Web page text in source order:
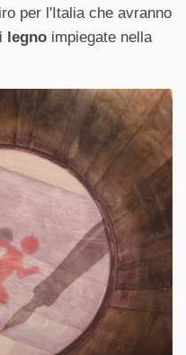
per l'Italia che avranno
legno impiegate nella